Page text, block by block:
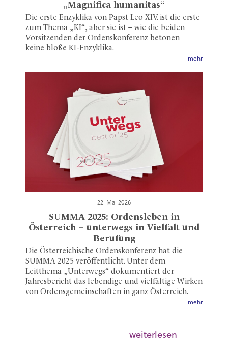
„Magnifica humanitas“
Die erste Enzyklika von Papst Leo XIV. ist die erste
zum Thema „KI“, aber sie ist – wie die beiden
Vorsitzenden der Ordenskonferenz betonen –
keine bloße KI-Enzyklika.
mehr
22. Mai 2026
SUMMA 2025: Ordensleben in
Österreich – unterwegs in Vielfalt und
Berufung
Die Österreichische Ordenskonferenz hat die
SUMMA 2025 veröffentlicht. Unter dem
Leitthema „Unterwegs“ dokumentiert der
Jahresbericht das lebendige und vielfältige Wirken
von Ordensgemeinschaften in ganz Österreich.
mehr
weiterlesen